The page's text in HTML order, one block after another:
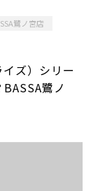
鷺ノ宮店
ズ）シリー
鷺ノ